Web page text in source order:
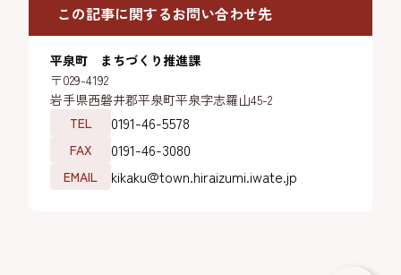
この記事に関するお問い合わせ先
平泉町 まちづくり推進課
〒029-4192
岩手県西磐井郡平泉町平泉字志羅山45-2
TEL
0191-46-5578
FAX 0191-46-3080
EMAIL kikaku@town.hiraizumi.iwate.jp